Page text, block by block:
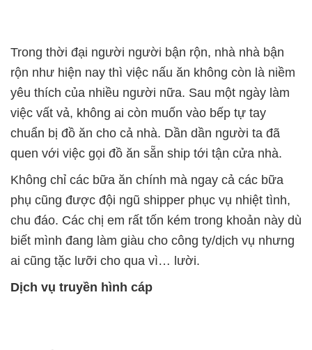
Trong thời đại người người bận rộn, nhà nhà bận
rộn như hiện nay thì việc nấu ăn không còn là niềm
yêu thích của nhiều người nữa. Sau một ngày làm
việc vất vả, không ai còn muốn vào bếp tự tay
chuẩn bị đồ ăn cho cả nhà. Dần dần người ta đã
quen với việc gọi đồ ăn sẵn ship tới tận cửa nhà.
Không chỉ các bữa ăn chính mà ngay cả các bữa
phụ cũng được đội ngũ shipper phục vụ nhiệt tình,
chu đáo. Các chị em rất tốn kém trong khoản này dù
biết mình đang làm giàu cho công ty/dịch vụ nhưng
ai cũng tặc lưỡi cho qua vì… lười.
Dịch vụ truyền hình cáp